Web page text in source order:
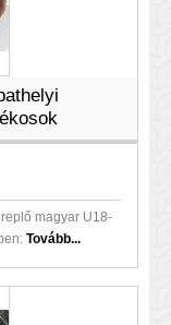
magyar U18-
Tovább...